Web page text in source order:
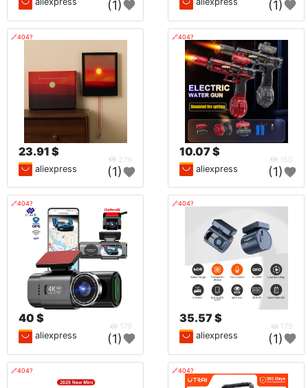
(1) (1)
🔗404?
23.91 $
279
aliexpress (1)
🔗404?
10.07 $
150
aliexpress (1)
🔗404?
40 $
179
aliexpress (1)
🔗404?
35.57 $
179
aliexpress (1)
🔗404? 🔗404?